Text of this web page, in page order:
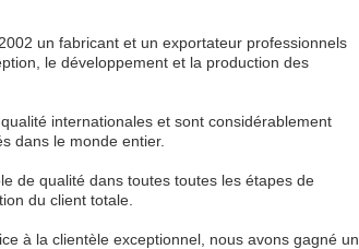
un fabricant et un exportateur professionnels
le développement et la production des
internationales et sont considérablement
dans le monde entier.
de qualité dans toutes toutes les étapes de
du client totale.
à la clientèle exceptionnel, nous avons gagné un